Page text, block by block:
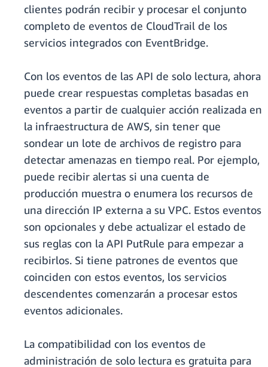
clientes podrán recibir y procesar el conjunto
completo de eventos de CloudTrail de los
servicios integrados con EventBridge.
Con los eventos de las API de solo lectura, ahora
puede crear respuestas completas basadas en
eventos a partir de cualquier acción realizada en
la infraestructura de AWS, sin tener que
sondear un lote de archivos de registro para
detectar amenazas en tiempo real. Por ejemplo,
puede recibir alertas si una cuenta de
producción muestra o enumera los recursos de
una dirección IP externa a su VPC. Estos eventos
son opcionales y debe actualizar el estado de
sus reglas con la API PutRule para empezar a
recibirlos. Si tiene patrones de eventos que
coinciden con estos eventos, los servicios
descendentes comenzarán a procesar estos
eventos adicionales.
La compatibilidad con los eventos de
administración de solo lectura es gratuita para